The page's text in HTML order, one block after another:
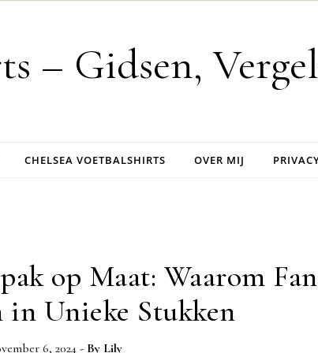
– Gidsen,
CHELSEA VOETBALSHIRTS OVER MIJ
op Maat: Waarom
in Unieke Stukken
6, 2024- By Lily